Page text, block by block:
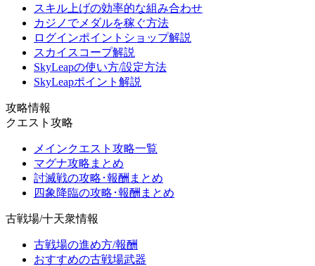
スキル上げの効率的な組み合わせ
カジノでメダルを稼ぐ方法
ログインポイントショップ解説
スカイスコープ解説
SkyLeapの使い方/設定方法
SkyLeapポイント解説
攻略情報
クエスト攻略
メインクエスト攻略一覧
マグナ攻略まとめ
討滅戦の攻略･報酬まとめ
四象降臨の攻略･報酬まとめ
古戦場/十天衆情報
古戦場の進め方/報酬
おすすめの古戦場武器